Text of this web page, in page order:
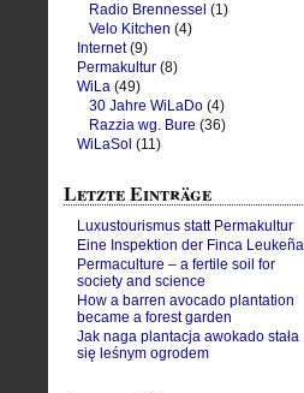
Radio Brennessel (1)
Velo Kitchen (4)
Internet(9)
Permakultur(8)
WiLa (49)
30 Jahre WiLaDo(4)
Razzia wg. Bure (36)
WiLaSol (11)
Letzte Einträge
Luxustourismus statt Permakultur
Eine Inspektion der Finca Leukeña
Permaculture – a fertile soil for
society and science
How a barren avocado plantation
became a forest garden
Jak naga plantacja awokado stała
się leśnym ogrodem